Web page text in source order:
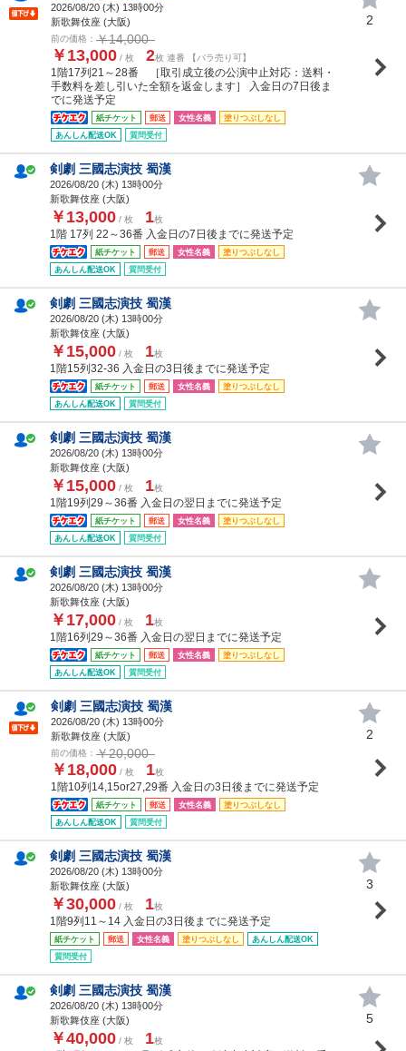
2026/08/20 (木) 13時00分
新歌舞伎座 (大阪)
前の価格： ￥14,000
￥13,000 / 枚 2枚 連番 【バラ売り可】
1階17列21～28番 ［取引成立後の公演中止対応：送料・
手数料を差し引いた全額を返金します］ 入金日の7日後ま
でに発送予定
紙チケット 郵送 女性名義
塗りつぶしなし
あんしん配送OK
質問受付
2
剣劇 三國志演技 蜀漢
2026/08/20 (木) 13時00分
新歌舞伎座 (大阪)
￥13,000 / 枚 1枚
1階 17列 22～36番 入金日の7日後までに発送予定
紙チケット 郵送 女性名義
塗りつぶしなし
あんしん配送OK
質問受付
剣劇 三國志演技 蜀漢
2026/08/20 (木) 13時00分
新歌舞伎座 (大阪)
￥15,000 / 枚 1枚
1階15列32-36 入金日の3日後までに発送予定
紙チケット 郵送 女性名義
塗りつぶしなし
あんしん配送OK
質問受付
剣劇 三國志演技 蜀漢
2026/08/20 (木) 13時00分
新歌舞伎座 (大阪)
￥15,000 / 枚 1枚
1階19列29～36番 入金日の翌日までに発送予定
紙チケット 郵送 女性名義
塗りつぶしなし
あんしん配送OK
質問受付
剣劇 三國志演技 蜀漢
2026/08/20 (木) 13時00分
新歌舞伎座 (大阪)
￥17,000 / 枚 1枚
1階16列29～36番 入金日の翌日までに発送予定
紙チケット 郵送 女性名義
塗りつぶしなし
あんしん配送OK
質問受付
剣劇 三國志演技 蜀漢
2026/08/20 (木) 13時00分
新歌舞伎座 (大阪)
前の価格： ￥20,000
￥18,000 / 枚 1枚
1階10列14,15or27,29番 入金日の3日後までに発送予定
紙チケット 郵送 女性名義
塗りつぶしなし
あんしん配送OK
質問受付
2
剣劇 三國志演技 蜀漢
2026/08/20 (木) 13時00分
新歌舞伎座 (大阪)
￥30,000 / 枚 1枚
1階9列11～14 入金日の3日後までに発送予定
紙チケット 郵送 女性名義 塗りつぶしなし
あんしん配送OK
質問受付
3
剣劇 三國志演技 蜀漢
2026/08/20 (木) 13時00分
新歌舞伎座 (大阪)
￥40,000 / 枚 1枚
5